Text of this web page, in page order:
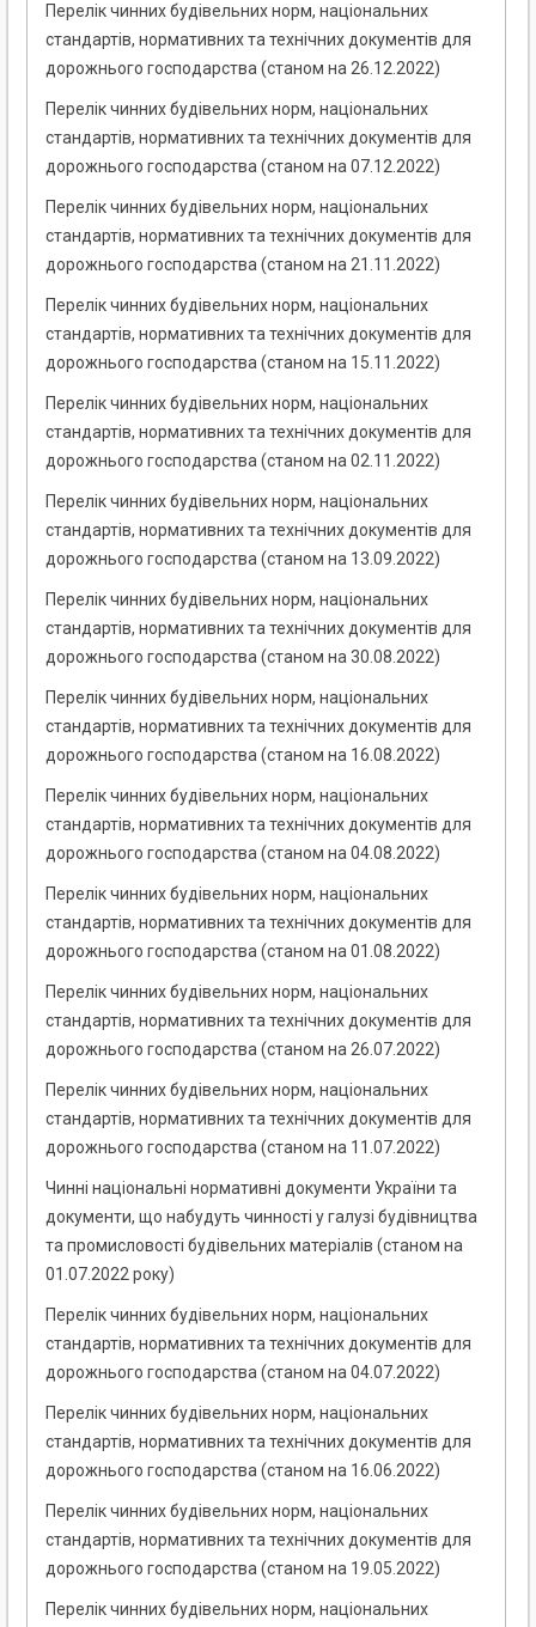
Перелік чинних будівельних норм, національних
стандартів, нормативних та технічних документів для
дорожнього господарства (станом на 26.12.2022)
Перелік чинних будівельних норм, національних
стандартів, нормативних та технічних документів для
дорожнього господарства (станом на 07.12.2022)
Перелік чинних будівельних норм, національних
стандартів, нормативних та технічних документів для
дорожнього господарства (станом на 21.11.2022)
Перелік чинних будівельних норм, національних
стандартів, нормативних та технічних документів для
дорожнього господарства (станом на 15.11.2022)
Перелік чинних будівельних норм, національних
стандартів, нормативних та технічних документів для
дорожнього господарства (станом на 02.11.2022)
Перелік чинних будівельних норм, національних
стандартів, нормативних та технічних документів для
дорожнього господарства (станом на 13.09.2022)
Перелік чинних будівельних норм, національних
стандартів, нормативних та технічних документів для
дорожнього господарства (станом на 30.08.2022)
Перелік чинних будівельних норм, національних
стандартів, нормативних та технічних документів для
дорожнього господарства (станом на 16.08.2022)
Перелік чинних будівельних норм, національних
стандартів, нормативних та технічних документів для
дорожнього господарства (станом на 04.08.2022)
Перелік чинних будівельних норм, національних
стандартів, нормативних та технічних документів для
дорожнього господарства (станом на 01.08.2022)
Перелік чинних будівельних норм, національних
стандартів, нормативних та технічних документів для
дорожнього господарства (станом на 26.07.2022)
Перелік чинних будівельних норм, національних
стандартів, нормативних та технічних документів для
дорожнього господарства (станом на 11.07.2022)
Чинні національні нормативні документи України та
документи, що набудуть чинності у галузі будівництва
та промисловості будівельних матеріалів (станом на
01.07.2022 року)
Перелік чинних будівельних норм, національних
стандартів, нормативних та технічних документів для
дорожнього господарства (станом на 04.07.2022)
Перелік чинних будівельних норм, національних
стандартів, нормативних та технічних документів для
дорожнього господарства (станом на 16.06.2022)
Перелік чинних будівельних норм, національних
стандартів, нормативних та технічних документів для
дорожнього господарства (станом на 19.05.2022)
Перелік чинних будівельних норм, національних